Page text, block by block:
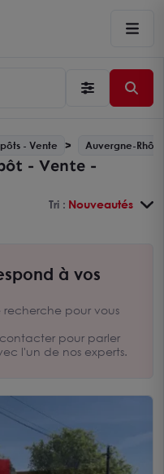
- Vente Auvergne-
- Vente -
Tri : Nouveautés
à vos
pour vous
pour parler
l'un de nos experts.